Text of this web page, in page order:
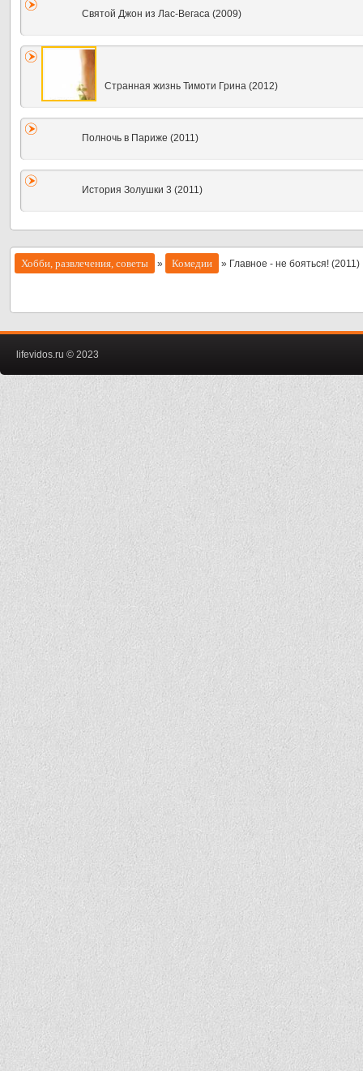
Святой Джон из Лас-Вегаса (2009)
Странная жизнь Тимоти Грина (2012)
Полночь в Париже (2011)
История Золушки 3 (2011)
Хобби, развлечения, советы » Комедии » Главное - не бояться! (2011)
lifevidos.ru © 2023